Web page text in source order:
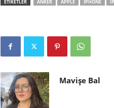
ETİKETLER ANKER APPLE IPHONE
Mavişe Bal